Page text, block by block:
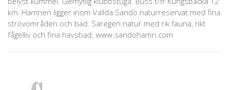
km. Hamnen ligger inom Vallda Sandö naturreservat med fina
strövområden och bad. Säregen natur med rik fauna, rikt
fågelliv och fina havsbad. www.sandohamn.com